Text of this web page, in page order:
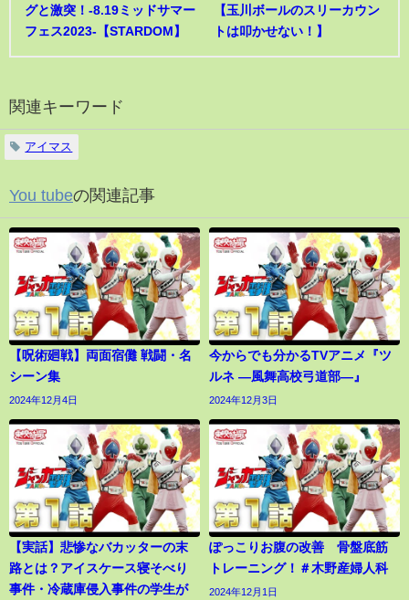
グと激突！-8.19ミッドサマー
フェス2023-【STARDOM】
【玉川ボールのスリーカウン
トは叩かせない！】
関連キーワード
アイマス
You tubeの関連記事
【呪術廻戦】両面宿儺 戦闘・名
シーン集
2024年12月4日
今からでも分かるTVアニメ『ツ
ルネ ―風舞高校弓道部―』
2024年12月3日
【実話】悲惨なバカッターの末
路とは？アイスケース寝そべり
事件・冷蔵庫侵入事件の学生が
ぽっこりお腹の改善 骨盤底筋
トレーニング！＃木野産婦人科
2024年12月1日